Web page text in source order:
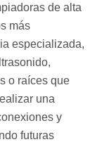
de alta
más
especializada,
o raíces que
una
y
futuras